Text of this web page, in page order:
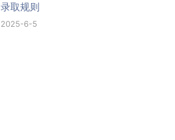
录取规则
2025-6-5